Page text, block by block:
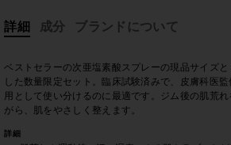
詳細 成分 ブランドについて
ベストセラーの次亜塩素酸スプレーの現品サイズ
した数量限定セット。臨床試験済みで、皮膚科医
用として使い分けるのに最適です。ジム後の肌荒
がら、肌をやさしく整えます。
詳細